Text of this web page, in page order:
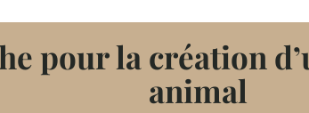
pour la création
animal